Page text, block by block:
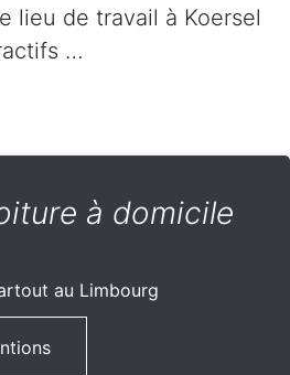
lieu de travail à Koersel
…
à domicile
au Limbourg